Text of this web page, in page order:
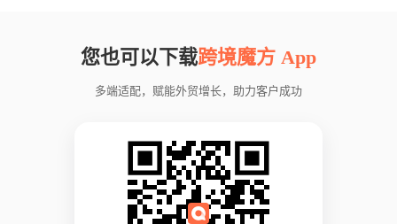
您也可以下载跨境魔方 App
多端适配，赋能外贸增长，助力客户成功